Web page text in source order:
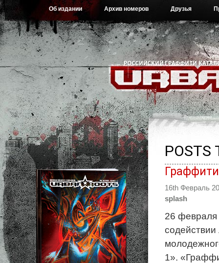
Об издании Архив номеров Друзья
POSTS
16th Февраль
splash
26 февраля
1».